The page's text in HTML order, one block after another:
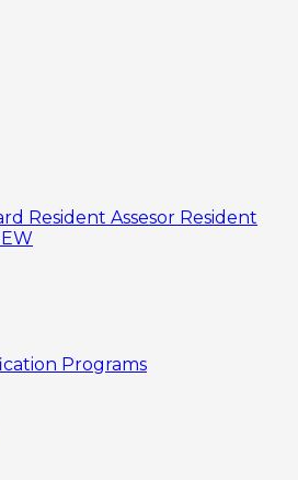
Resident Assesor Resident
Programs